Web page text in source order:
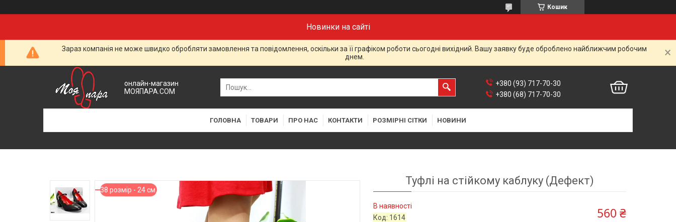
Кошик
Новинки на сайті
Зараз компанія не може швидко обробляти замовлення та повідомлення, оскільки за її графіком роботи сьогодні вихідний. Вашу заявку буде оброблено найближчим робочим
днем.
онлайн-магазин
МОЯПАРА.COM
+380 (93) 717-70-30
+380 (68) 717-70-30
ГОЛОВНА ТОВАРИ ПРО НАС КОНТАКТИ РОЗМІРНІ СІТКИ НОВИНИ
38 розмір - 24 см.
Туфлі на стійкому каблуку (Дефект)
В наявності
Код: 1614 560 ₴